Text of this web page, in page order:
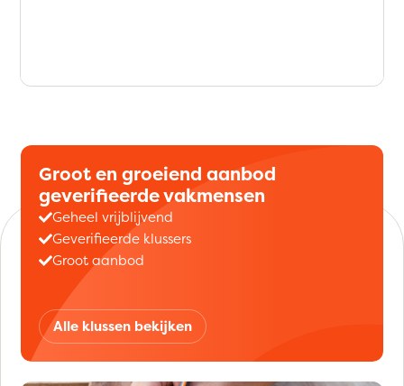
Groot en groeiend aanbod
geverifieerde vakmensen
Geheel vrijblijvend
Geverifieerde klussers
Groot aanbod
Alle klussen bekijken